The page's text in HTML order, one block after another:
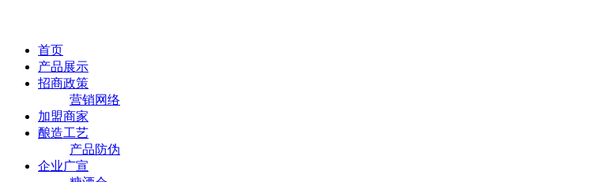
首页
产品展示
招商政策
营销网络
加盟商家
酿造工艺
产品防伪
企业广宣